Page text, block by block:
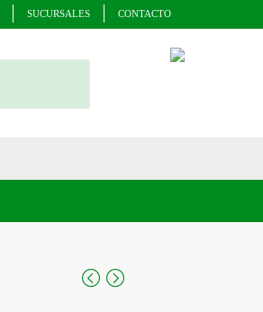
SUCURSALES CONTACTO